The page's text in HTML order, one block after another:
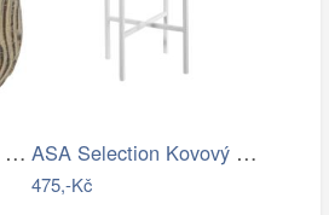
Bloomingville Květináč Dua Ø 19 cm ASA Selection Kovový stojan na květináč…
475,-Kč